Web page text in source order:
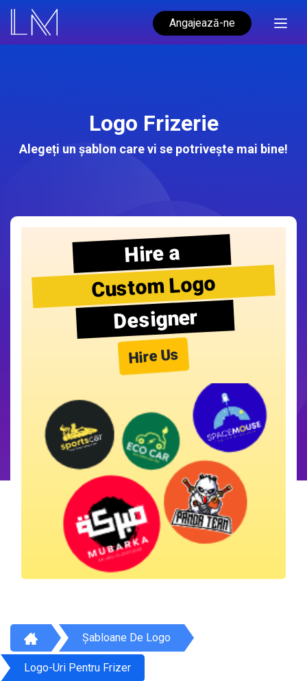
Angajează-ne
Logo Frizerie
Alegeți un șablon care vi se potrivește mai bine!
Hire a
Custom Logo
Designer
Hire Us
Șabloane De Logo
Logo-Uri Pentru Frizer